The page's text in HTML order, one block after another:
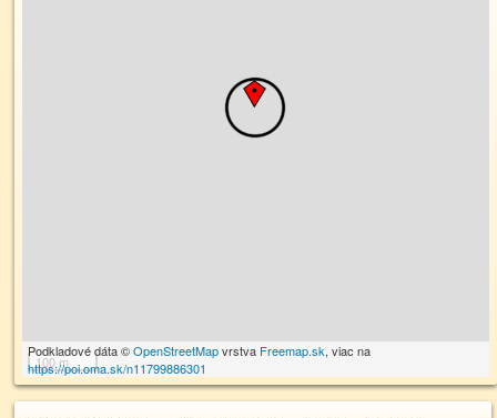
100 m
Podkladové dáta ©OpenStreetMapvrstva Freemap.sk, viac na
https://poi.oma.sk/n11799886301